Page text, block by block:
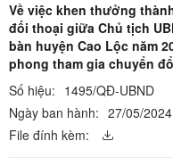
Về việc khen thưởng
đối thoại giữa Chủ tịch
bàn huyện Cao Lộc năm
phong tham gia chuyển
Số hiệu: 1495/QĐ-UBND
Ngày ban hành: 27/05/2024
File đính kèm: